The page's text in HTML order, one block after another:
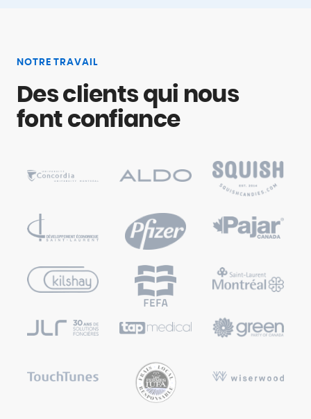
NOTRE TRAVAIL
Des clients qui nous
font confiance